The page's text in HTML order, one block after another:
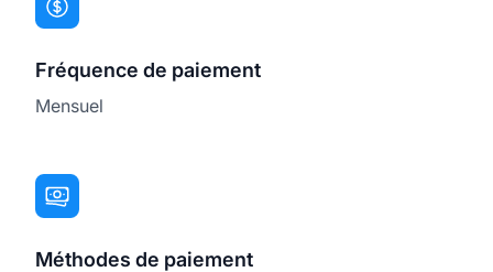
Fréquence de paiement
Mensuel
Méthodes de paiement